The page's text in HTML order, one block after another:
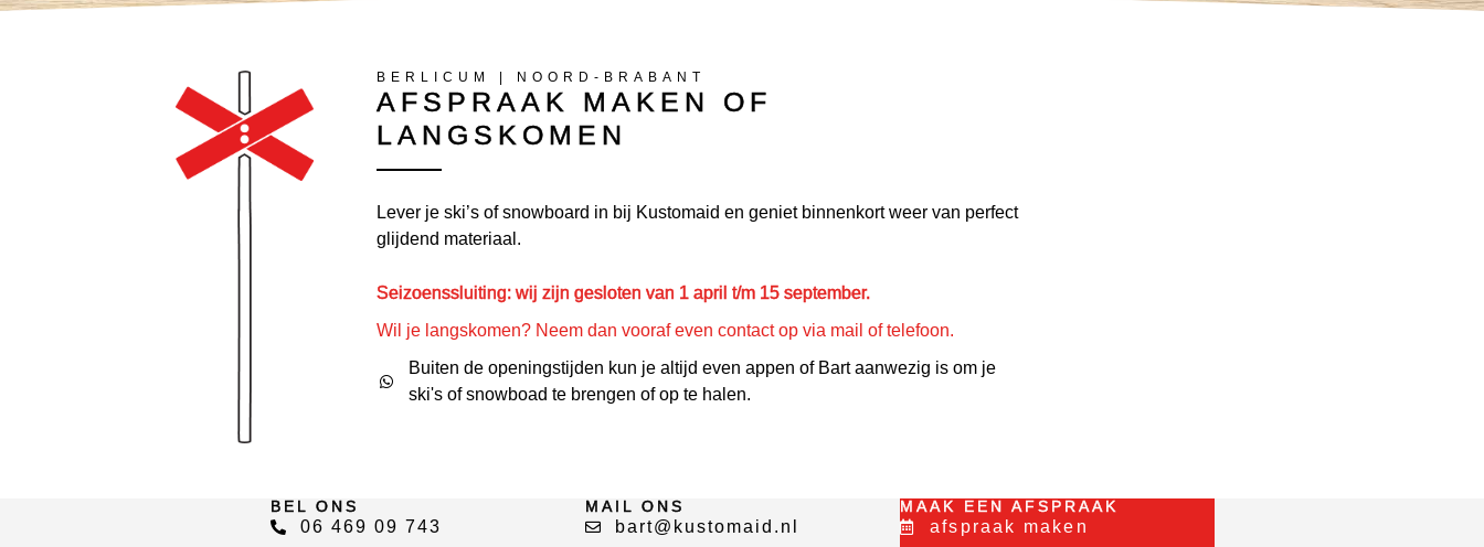
BERLICUM | NOORD-BRABANT
AFSPRAAK MAKEN OF
LANGSKOMEN
Lever je ski’s of snowboard in bij Kustomaid en geniet binnenkort weer van perfect
glijdend materiaal.
Seizoenssluiting: wij zijn gesloten van 1 april t/m 15 september.
Wil je langskomen? Neem dan vooraf even contact op via mail of telefoon.
Buiten de openingstijden kun je altijd even appen of Bart aanwezig is om je
ski's of snowboad te brengen of op te halen.
BEL ONS
06 469 09 743
MAIL ONS
bart@kustomaid.nl
MAAK EEN AFSPRAAK
afspraak maken